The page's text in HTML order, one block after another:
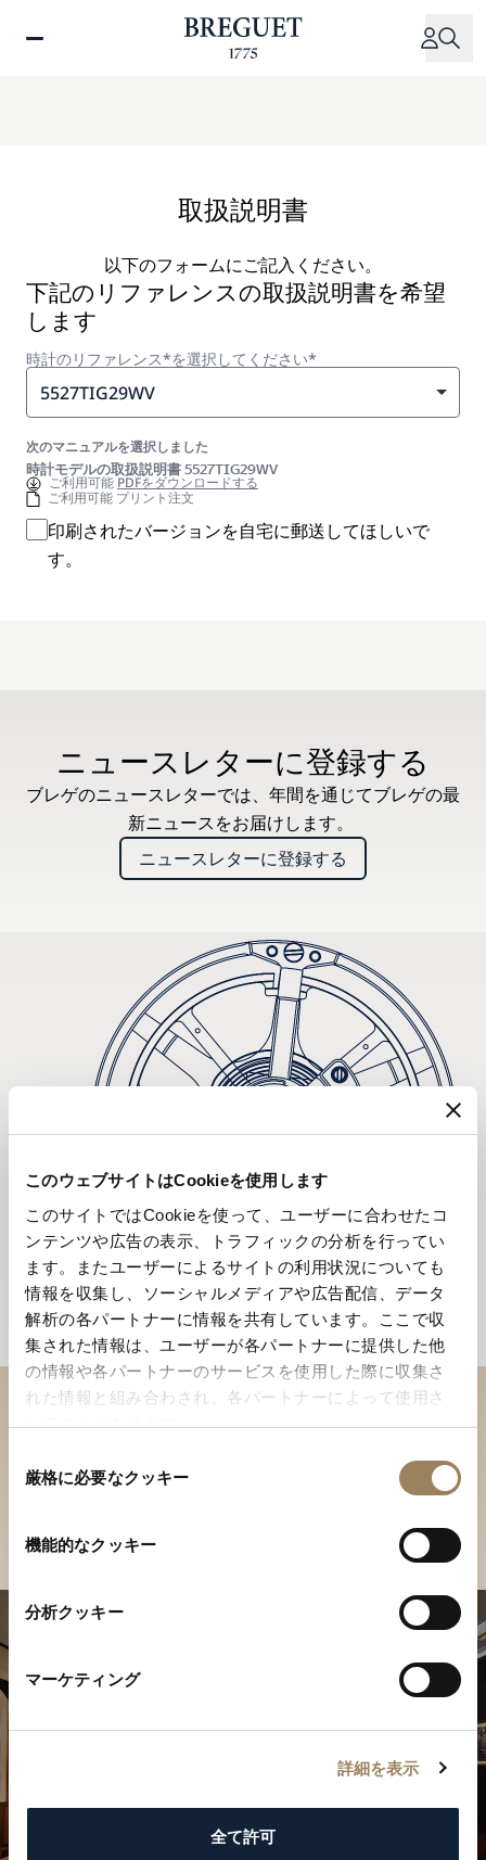
このウェブサイトはCookieを使用します
このサイトではCookieを使って、ユーザーに合わせたコ
ンテンツや広告の表示、トラフィックの分析を行ってい
ます。またユーザーによるサイトの利用状況についても
情報を収集し、ソーシャルメディアや広告配信、データ
解析の各パートナーに情報を共有しています。ここで収
集された情報は、ユーザーが各パートナーに提供した他
の情報や各パートナーのサービスを使用した際に収集さ
れた情報と組み合わされ、各パートナーによって使用さ
れることがあります。
厳格に必要なクッキー
機能的なクッキー
分析クッキー
マーケティング
詳細を表示
全て許可
取扱説明書
以下のフォームにご記入ください。
下記のリファレンスの取扱説明書を希望
します
時計のリファレンス*を選択してください*
5527TIG29WV
次のマニュアルを選択しました
時計モデルの取扱説明書 5527TIG29WV
ご利用可能PDFをダウンロードする
ご利用可能 プリント注文
印刷されたバージョンを自宅に郵送してほしいで
す。
ニュースレターに登録する
ブレゲのニュースレターでは、年間を通じてブレゲの最
新ニュースをお届けします。
ニュースレターに登録する
ブティックでコレクションを
ご覧ください